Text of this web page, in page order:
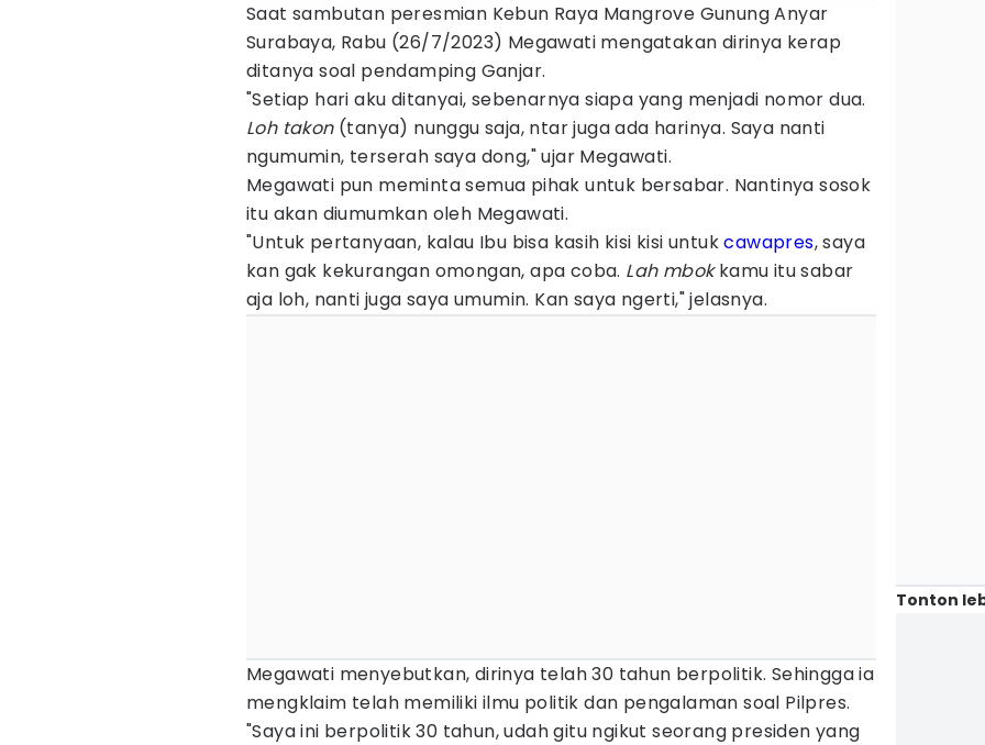
Saat sambutan peresmian Kebun Raya Mangrove Gunung Anyar
Surabaya, Rabu (26/7/2023) Megawati mengatakan dirinya kerap
ditanya soal pendamping Ganjar.
"Setiap hari aku ditanyai, sebenarnya siapa yang menjadi nomor dua.
Loh takon(tanya) nunggu saja, ntar juga ada harinya. Saya nanti
ngumumin, terserah saya dong," ujar Megawati.
Megawati pun meminta semua pihak untuk bersabar. Nantinya sosok
itu akan diumumkan oleh Megawati.
"Untuk pertanyaan, kalau Ibu bisa kasih kisi kisi untukcawapres, saya
kan gak kekurangan omongan, apa coba. Lah mbokkamu itu sabar
aja loh, nanti juga saya umumin. Kan saya ngerti," jelasnya.
Megawati menyebutkan, dirinya telah 30 tahun berpolitik. Sehingga ia
mengklaim telah memiliki ilmu politik dan pengalaman soal Pilpres.
"Saya ini berpolitik 30 tahun, udah gitu ngikut seorang presiden yang
Tonton